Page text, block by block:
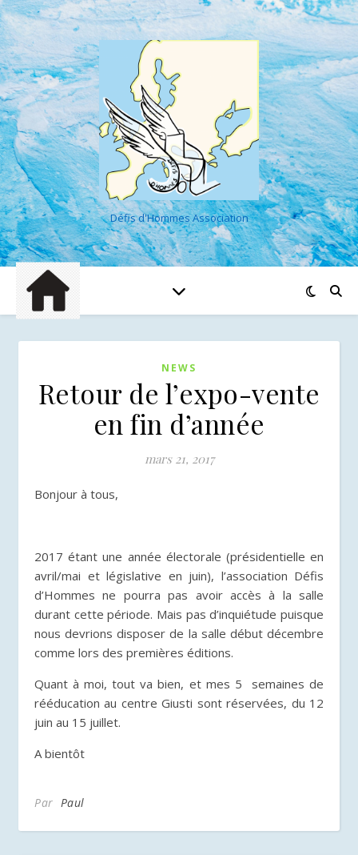
Défis d'Hommes Association
NEWS
Retour de l’expo-vente
en fin d’année
mars 21, 2017
Bonjour à tous,
2017 étant une année électorale (présidentielle en
avril/mai et législative en juin), l’association Défis
d’Hommesne pourra pas avoir accès à la salle
durant cette période. Mais pas d’inquiétude puisque
nous devrions disposer de la salle début décembre
comme lors des premières éditions.
Quant à moi, tout va bien, et mes 5 semaines de
rééducation au centre Giusti sont réservées, du 12
juin au 15 juillet.
A bientôt
Par Paul